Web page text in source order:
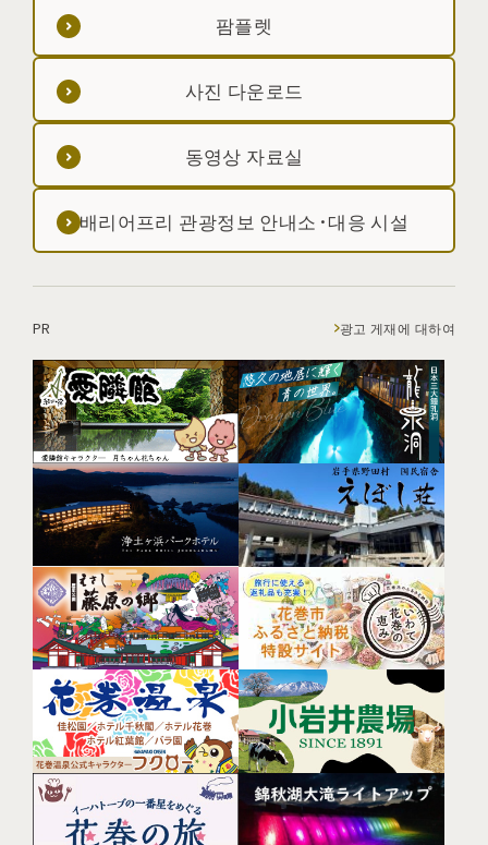
팜플렛
사진 다운로드
동영상 자료실
배리어프리 관광정보 안내소·대응 시설
PR 광고 게재에 대하여